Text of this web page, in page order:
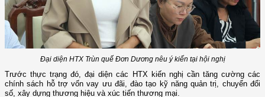
Đại diện HTX Trùn quế Đơn Dương nêu ý kiến tại hội nghị
Trước thực trạng đó, đại diện các HTX kiến nghị cần tăng cường các
chính sách hỗ trợ vốn vay ưu đãi, đào tạo kỹ năng quản trị, chuyển đổi
số, xây dựng thương hiệu và xúc tiến thương mại.